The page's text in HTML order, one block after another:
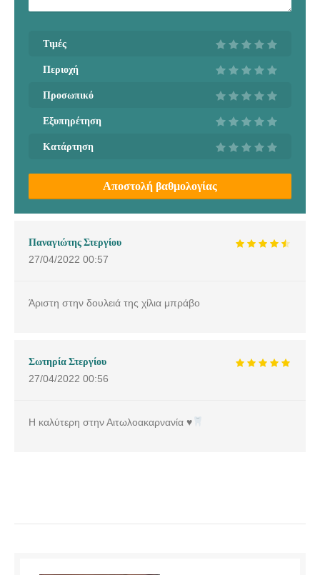
Τιμές
Περιοχή
Προσωπικό
Εξυπηρέτηση
Κατάρτηση
Αποστολή βαθμολογίας
Παναγιώτης Στεργίου
27/04/2022 00:57
Άριστη στην δουλειά της χίλια μπράβο
Σωτηρία Στεργίου
27/04/2022 00:56
Η καλύτερη στην Αιτωλοακαρνανία ♥️